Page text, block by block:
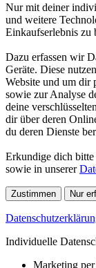
Nur mit deiner
und weitere
Einkaufserlebnis zu
Dazu erfassen wir
Geräte. Diese
Website und um dir
sowie zur Analyse
deine
dir über deren
du deren Dienste
Erkundige dich
sowie in unserer
Zustimmen Nur
Individuelle
Marketing